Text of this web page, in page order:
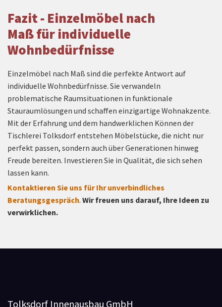
Fazit - Einzelmöbel nach
Maß für individuelle
Wohnbedürfnisse
Einzelmöbel nach Maß sind die perfekte Antwort auf
individuelle Wohnbedürfnisse. Sie verwandeln
problematische Raumsituationen in funktionale
Stauraumlösungen und schaffen einzigartige Wohnakzente.
Mit der Erfahrung und dem handwerklichen Können der
Tischlerei Tolksdorf entstehen Möbelstücke, die nicht nur
perfekt passen, sondern auch über Generationen hinweg
Freude bereiten. Investieren Sie in Qualität, die sich sehen
lassen kann.
Kontaktieren Sie uns für Ihr unverbindliches
Beratungsgespräch. Wir freuen uns darauf, Ihre Ideen zu
verwirklichen.
Tolksdorf Innenausbau GmbH